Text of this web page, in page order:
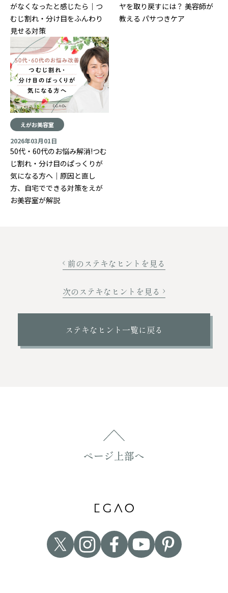
がなくなったと感じたら｜つ
むじ割れ・分け目をふんわり
見せる対策
ヤを取り戻すには？ 美容師が
教える パサつきケア
えがお美容室
2026年03月01日
50代・60代のお悩み解消!つむ
じ割れ・分け目のぱっくりが
気になる方へ｜原因と直し
方、自宅でできる対策をえが
お美容室が解説
前のステキなヒントを見る
次のステキなヒントを見る
ステキなヒント一覧に戻る
ページ上部へ